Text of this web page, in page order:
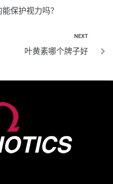
保护视力吗？
NEXT
叶黄素哪个牌子好